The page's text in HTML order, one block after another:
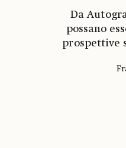
Da
possano
prospettive